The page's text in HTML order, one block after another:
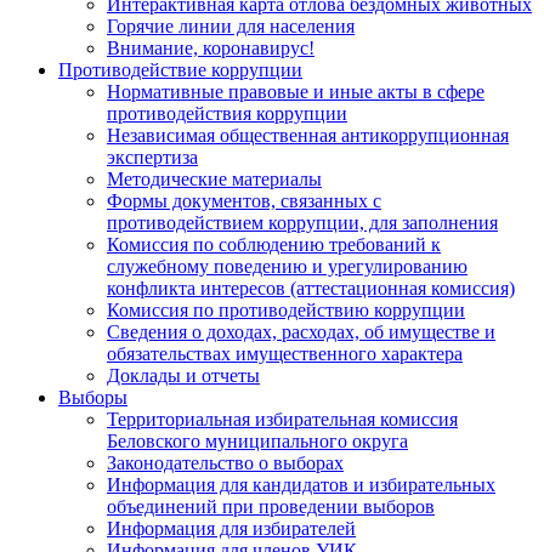
Интерактивная карта отлова бездомных животных
Горячие линии для населения
Внимание, коронавирус!
Противодействие коррупции
Нормативные правовые и иные акты в сфере
противодействия коррупции
Независимая общественная антикоррупционная
экспертиза
Методические материалы
Формы документов, связанных с
противодействием коррупции, для заполнения
Комиссия по соблюдению требований к
служебному поведению и урегулированию
конфликта интересов (аттестационная комиссия)
Комиссия по противодействию коррупции
Сведения о доходах, расходах, об имуществе и
обязательствах имущественного характера
Доклады и отчеты
Выборы
Территориальная избирательная комиссия
Беловского муниципального округа
Законодательство о выборах
Информация для кандидатов и избирательных
объединений при проведении выборов
Информация для избирателей